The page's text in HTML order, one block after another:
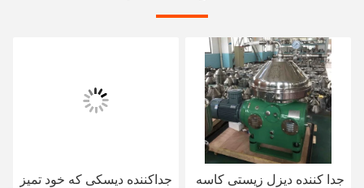
جدا کننده دیزل زیستی کاسه
جداکننده دیسکی که خود تمیز